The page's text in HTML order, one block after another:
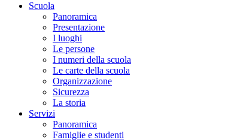
Scuola
Panoramica
Presentazione
I luoghi
Le persone
I numeri della scuola
Le carte della scuola
Organizzazione
Sicurezza
La storia
Servizi
Panoramica
Famiglie e studenti